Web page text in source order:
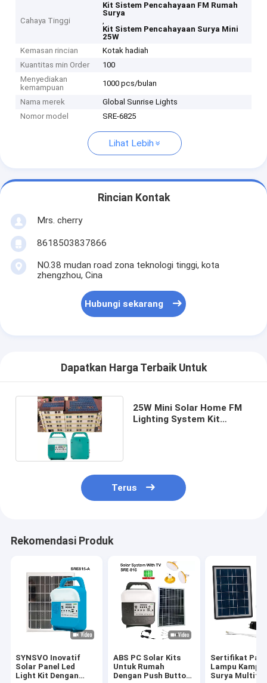
Cahaya Tinggi
Kit Sistem Pencahayaan FM Rumah
Surya
,
Kit Sistem Pencahayaan Surya Mini
25W
Kemasan rincian
Kotak hadiah
Kuantitas min Order
100
Menyediakan
kemampuan
1000 pcs/bulan
Nama merek
Global Sunrise Lights
Nomor model
SRE-6825
Lihat Lebih
Rincian Kontak
Mrs. cherry
8618503837866
NO.38 mudan road zona teknologi tinggi, kota
zhengzhou, Cina
Hubungi sekarang
Dapatkan Harga Terbaik Untuk
25W Mini Solar Home FM
Lighting System Kit
Terus
Rekomendasi Produk
SYNSVO Inovatif
Solar Panel Led
Light Kit Dengan
ABS PC Solar Kits
Untuk Rumah
Dengan Push Button
Sertifikat
Lampu
Surya